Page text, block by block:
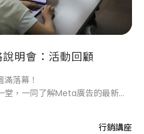
明會：活動回顧
落幕！
，一同了解Meta廣告的最新趨
行銷講座